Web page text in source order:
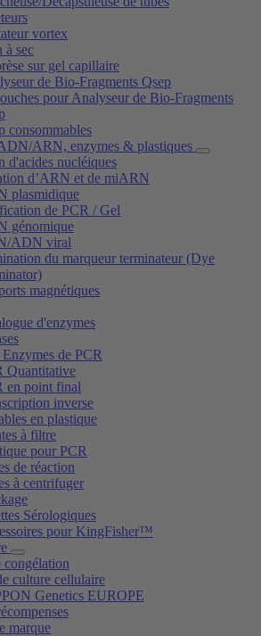
vortex
à sec
sur gel capillaire
de Bio-Fragments Qsep
pour Analyseur de Bio-Fragments
consommables
ARN, enzymes & plastiques
d'acides nucléiques
d’ARN et de miARN
plasmidique
de PCR / Gel
génomique
ADN viral
du marqueur terminateur (Dye
magnétiques
d'enzymes
de PCR
Quantitative
en point final
inverse
en plastique
à filtre
pour PCR
de réaction
à centrifuger
Sérologiques
pour KingFisher™
culture cellulaire
Genetics EUROPE
marque